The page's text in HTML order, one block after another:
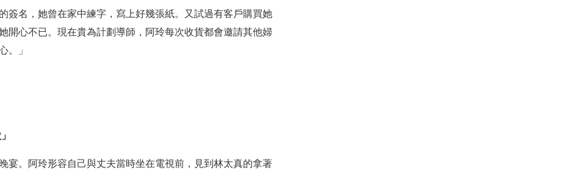
簽名，她曾在家中練字，寫上好幾張紙。又試過有客戶購買她
開心不已。現在貴為計劃導師，阿玲每次收貨都會邀請其他婦
。」
宴。阿玲形容自己與丈夫當時坐在電視前，見到林太真的拿著